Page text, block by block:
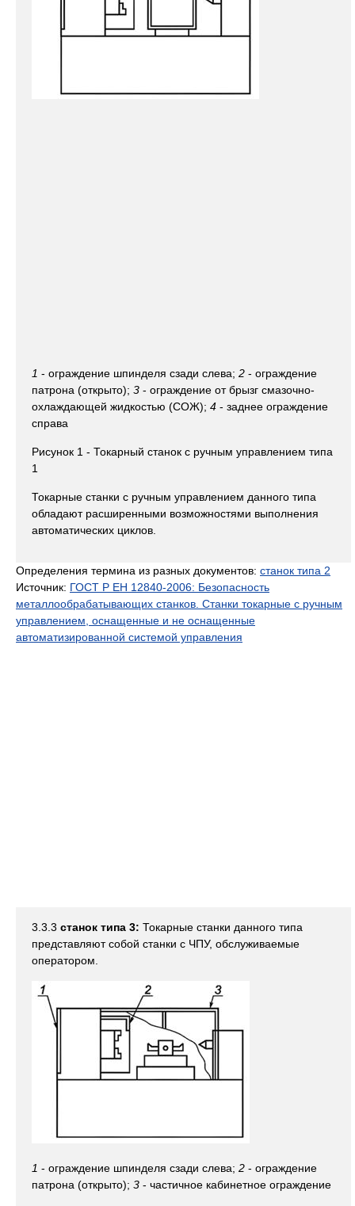
1 - ограждение шпинделя сзади слева; 2 - ограждение
патрона (открыто); 3 - ограждение от брызг смазочно-
охлаждающей жидкостью (СОЖ); 4 - заднее ограждение
справа
Рисунок 1 - Токарный станок с ручным управлением типа
1
Токарные станки с ручным управлением данного типа
обладают расширенными возможностями выполнения
автоматических циклов.
Определения термина из разных документов: станок типа 2
Источник: ГОСТ Р ЕН 12840-2006: Безопасность
металлообрабатывающих станков. Станки токарные с ручным
управлением, оснащенные и не оснащенные
автоматизированной системой управления
3.3.3 станок типа 3: Токарные станки данного типа
представляют собой станки с ЧПУ, обслуживаемые
оператором.
1 - ограждение шпинделя сзади слева; 2 - ограждение
патрона (открыто); 3 - частичное кабинетное ограждение